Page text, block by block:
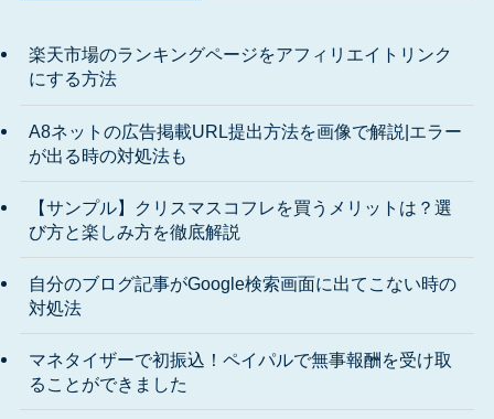
楽天市場のランキングページをアフィリエイトリンク
にする方法
A8ネットの広告掲載URL提出方法を画像で解説|エラー
が出る時の対処法も
【サンプル】クリスマスコフレを買うメリットは？選
び方と楽しみ方を徹底解説
自分のブログ記事がGoogle検索画面に出てこない時の
対処法
マネタイザーで初振込！ペイパルで無事報酬を受け取
ることができました